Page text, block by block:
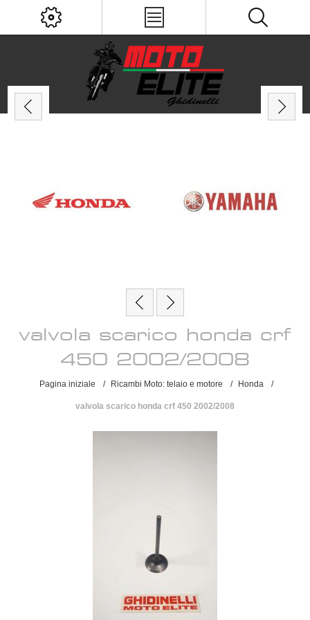
valvola scarico honda crf
450 2002/2008
Pagina iniziale / Ricambi Moto: telaio e motore / Honda /
valvola scarico honda crf 450 2002/2008